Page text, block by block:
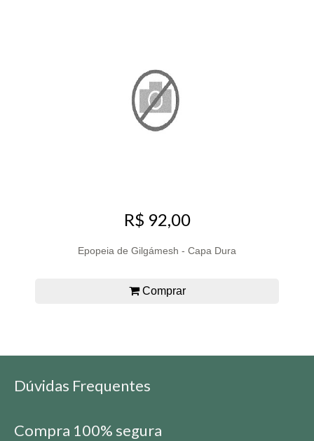
R$ 92,00
Epopeia de Gilgámesh - Capa Dura
Comprar
Dúvidas Frequentes
Compra 100% segura